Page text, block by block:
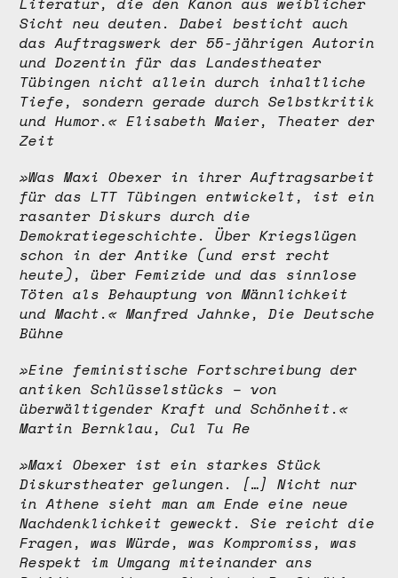
Sicht neu deuten. Dabei besticht auch
das Auftragswerk der 55-jährigen Autorin
und Dozentin für das Landestheater
Tübingen nicht allein durch inhaltliche
Tiefe, sondern gerade durch Selbstkritik
und Humor.« Elisabeth Maier, Theater der
Zeit
»Was Maxi Obexer in ihrer Auftragsarbeit
für das LTT Tübingen entwickelt, ist ein
rasanter Diskurs durch die
Demokratiegeschichte. Über Kriegslügen
schon in der Antike (und erst recht
heute), über Femizide und das sinnlose
Töten als Behauptung von Männlichkeit
und Macht.« Manfred Jahnke, Die Deutsche
Bühne
»Eine feministische Fortschreibung der
antiken Schlüsselstücks – von
überwältigender Kraft und Schönheit.«
Martin Bernklau, Cul Tu Re
»Maxi Obexer ist ein starkes Stück
Diskurstheater gelungen. […] Nicht nur
in Athene sieht man am Ende eine neue
Nachdenklichkeit geweckt. Sie reicht die
Fragen, was Würde, was Kompromiss, was
Respekt im Umgang miteinander ans